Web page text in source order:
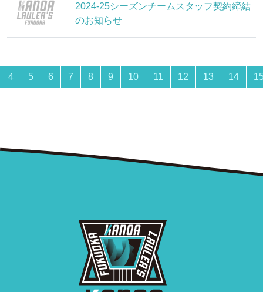
2024-25シーズンチームスタッフ契約締結
のお知らせ
4 5 6 7 8 9 10 11 12 13 14